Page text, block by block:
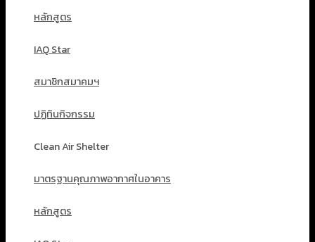
หลักสูตร
IAQ Star
สมาชิกสมาคมฯ
ปฏิทินกิจกรรม
Clean Air Shelter
มาตรฐานคุณภาพอากาศในอาคาร
หลักสูตร